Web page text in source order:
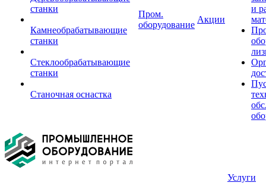
станки
Камнеобрабатывающие
станки
Стеклообрабатывающие
станки
Станочная оснастка
Пром.
оборудование
Акции
и
Услуги